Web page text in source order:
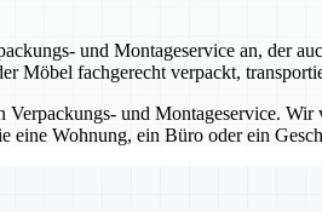
und Montageservice an, der
Möbel fachgerecht verpackt,
und Montageservice.
Wohnung, ein Büro oder ein